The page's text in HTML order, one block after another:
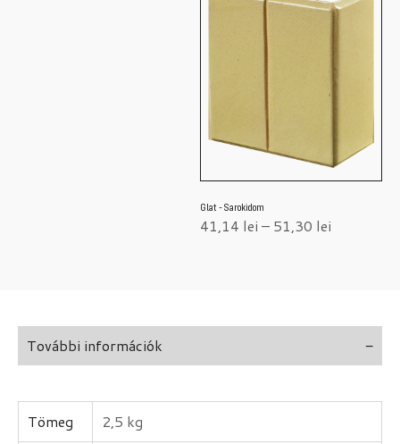
Glat - Sarokidom
41,14 lei – 51,30 lei
További információk
Tömeg
2,5 kg